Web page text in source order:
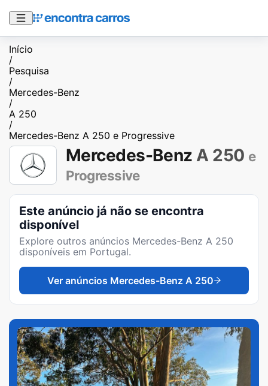
Início
/
Pesquisa
/
Mercedes-Benz
/
A 250
/
Mercedes-Benz A 250 e Progressive
Mercedes-Benz A 250 e
Progressive
Este anúncio já não se encontra
disponível
Explore outros anúncios Mercedes-Benz A 250
disponíveis em Portugal.
Ver anúncios Mercedes-Benz A 250